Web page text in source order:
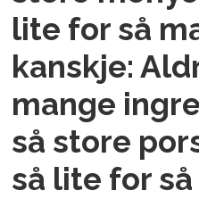
lite for så
kanskje:
mange
så store
så lite for så